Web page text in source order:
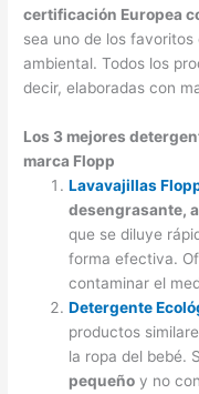
certificación Europea
sea uno de los
ambiental. Todos los
decir, elaboradas con
Los 3 mejores
marca Flopp
Lavavajillas
desengrasante,
que se diluye
forma efectiva.
contaminar el
Detergente
productos
la ropa del bebé.
pequeño y no